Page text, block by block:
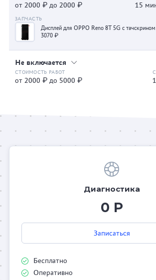
от 2000 ₽ до 2000 ₽ 15
Дисплей для OPPO Reno 8T 5G с
3070 ₽
Не включается
от 2000 ₽ до 5000 ₽
Диагностика
0 Р
Записаться
Бесплатно
Оперативно